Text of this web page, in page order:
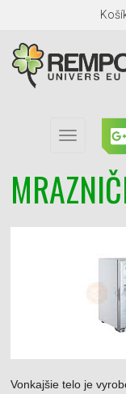
Toggle
navigation
Vonkajšie telo je